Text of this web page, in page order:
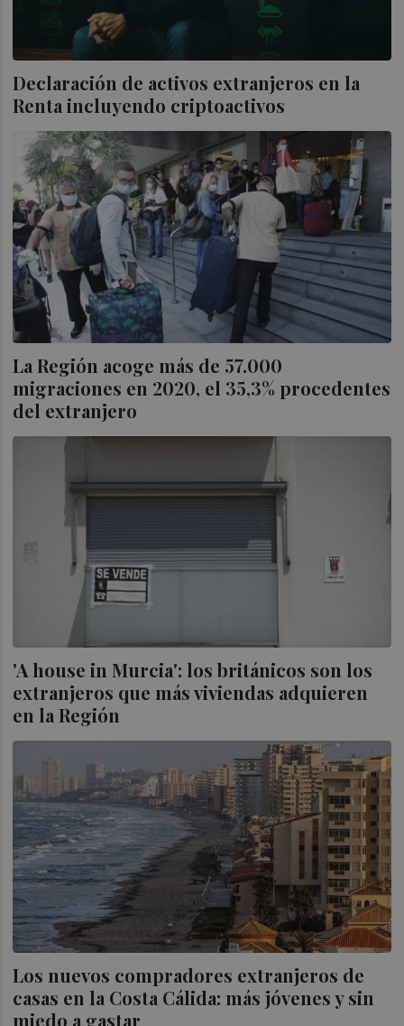
Declaración de activos extranjeros en la
Renta incluyendo criptoactivos
La Región acoge más de 57.000
migraciones en 2020, el 35,3% procedentes
del extranjero
'A house in Murcia': los británicos son los
extranjeros que más viviendas adquieren
en la Región
Los nuevos compradores extranjeros de
casas en la Costa Cálida: más jóvenes y sin
miedo a gastar